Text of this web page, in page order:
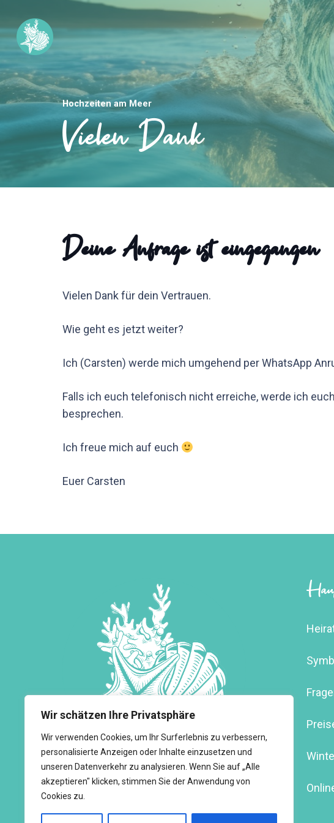
Wir schätzen Ihre Privatsphäre
Wir verwenden Cookies, um Ihr Surferlebnis zu verbessern,
personalisierte Anzeigen oder Inhalte einzusetzen und
unseren Datenverkehr zu analysieren. Wenn Sie auf „Alle
akzeptieren" klicken, stimmen Sie der Anwendung von
Cookies zu.
Hochzeiten am Meer
Vielen Dank
Deine Anfrage ist eingegangen
Vielen Dank für dein Vertrauen.
Wie geht es jetzt weiter?
Ich (Carsten) werde mich umgehend per WhatsApp
Falls ich euch telefonisch nicht erreiche, werde ich
besprechen.
Ich freue mich auf euch
Euer Carsten